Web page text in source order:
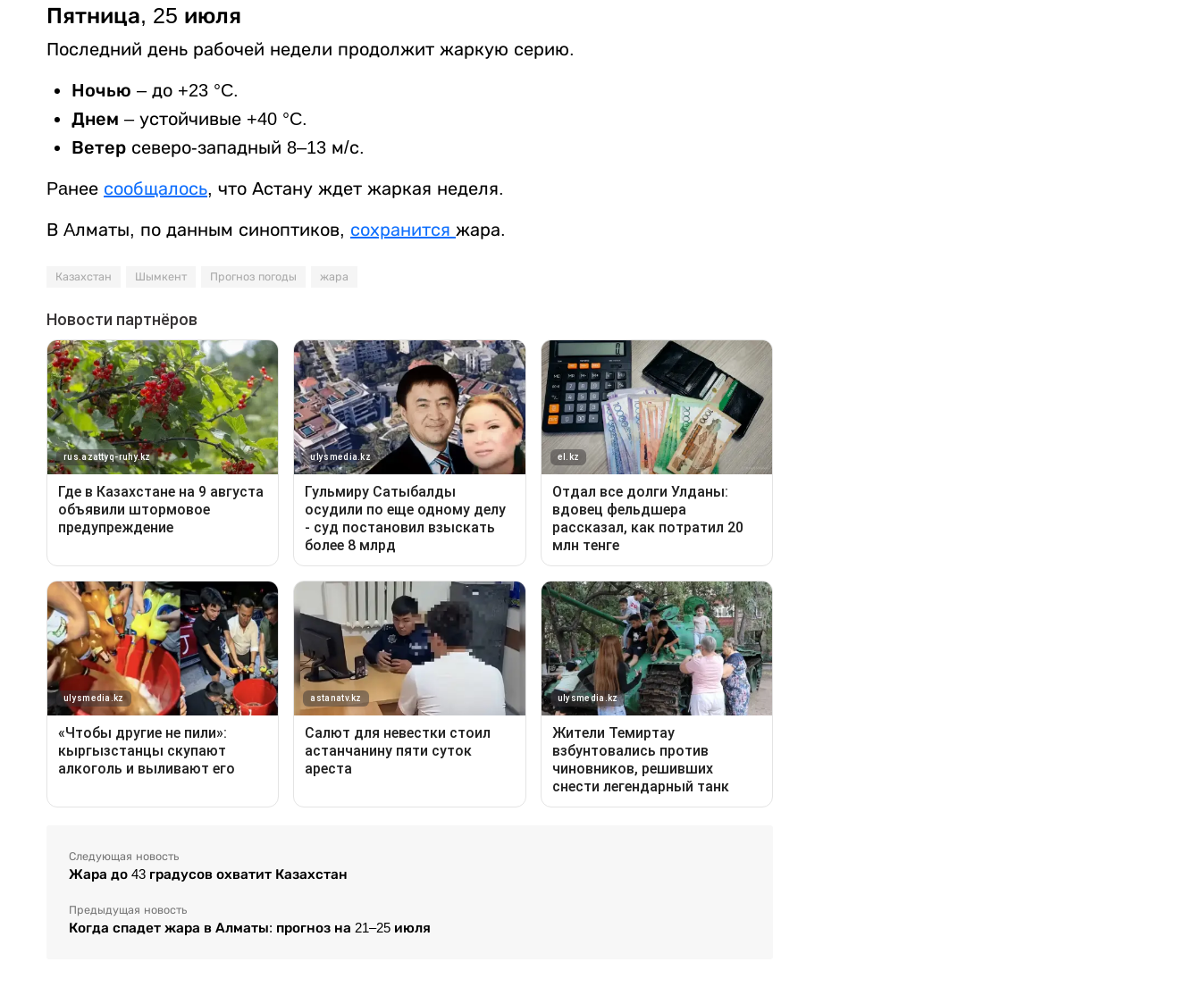
Пятница, 25 июля
Последний день рабочей недели продолжит жаркую серию.
Ночью – до +23 °C.
Днем – устойчивые +40 °C.
Ветер северо-западный 8–13 м/с.
Paнее сообщалось, что Астану ждет жаркая неделя.
В Aлматы, по данным синоптиков, сохранится жара.
Казахстан Шымкент Прогноз погоды жара
Следующая новость
Жара до 43 градусов охватит Казахстан
Предыдущая новость
Когда спадет жара в Алматы: прогноз на 21–25 июля